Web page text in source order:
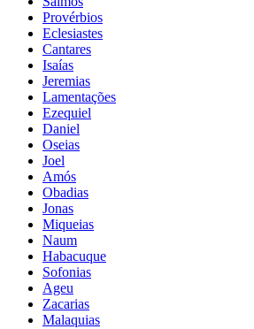
Provérbios
Eclesiastes
Cantares
Isaías
Jeremias
Lamentações
Ezequiel
Daniel
Oseias
Joel
Amós
Obadias
Jonas
Miqueias
Naum
Habacuque
Sofonias
Ageu
Zacarias
Malaquias